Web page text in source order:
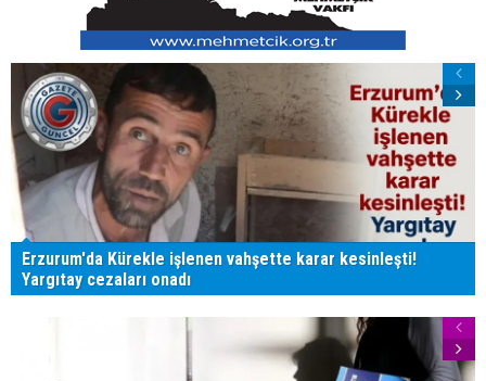
Erzurum'da Kürekle işlenen vahşette karar kesinleşti!
Yargıtay cezaları onadı